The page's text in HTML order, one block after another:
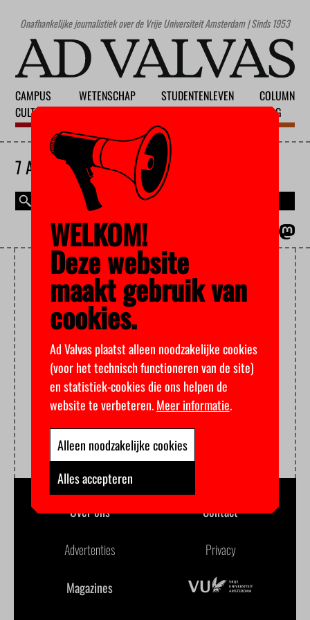
Onafhankelijke journalistiek over de Vrije Universiteit Amsterdam | Sinds 1953
CAMPUS
CULTUUR
WETENSCHAP
STUDENTENLEVEN
COLUMN
BLOG
7 AUGUSTUS 2026
RIJKSUNIVERSITEIT
GRONINGEN
Over ons Contact
Advertenties Privacy
Magazines
WELKOM!
Deze website
maakt gebruik van
cookies.
Ad Valvas plaatst alleen noodzakelijke cookies
(voor het technisch functioneren van de site)
en statistiek-cookies die ons helpen de
website te verbeteren.Meer informatie.
Alleen noodzakelijke cookies
Alles accepteren